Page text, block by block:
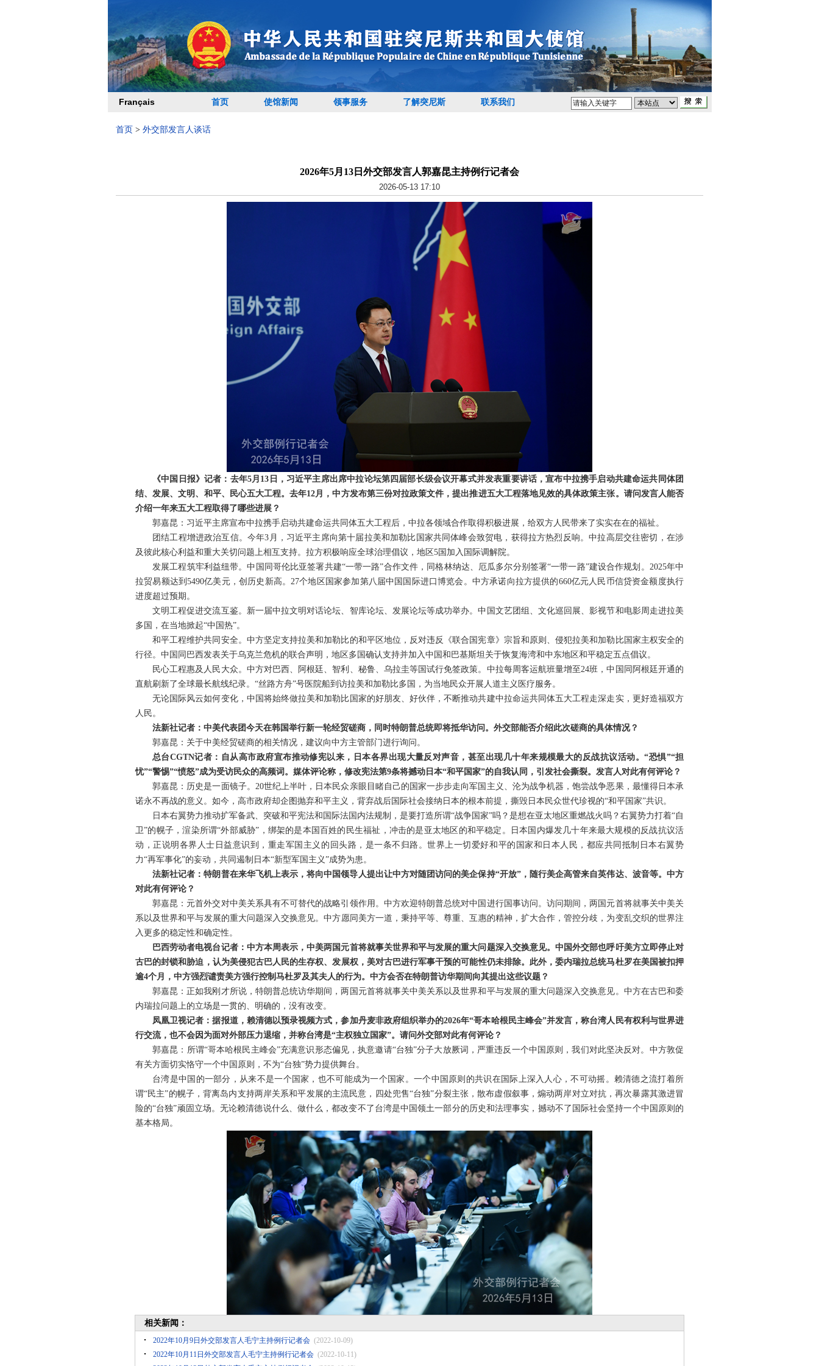
Français 首页 使馆新闻 领事服务 了解突尼斯 联系我们
首页 > 外交部发言人谈话
2026年5月13日外交部发言人郭嘉昆主持例行记者会
2026-05-13 17:10
《中国日报》记者：去年5月13日，习近平主席出席中拉论坛第四届部长级会议开幕式并发表重要讲话，宣布中拉携手启动共建命运共同体团
结、发展、文明、和平、民心五大工程。去年12月，中方发布第三份对拉政策文件，提出推进五大工程落地见效的具体政策主张。请问发言人能否
介绍一年来五大工程取得了哪些进展？
郭嘉昆：习近平主席宣布中拉携手启动共建命运共同体五大工程后，中拉各领域合作取得积极进展，给双方人民带来了实实在在的福祉。
团结工程增进政治互信。今年3月，习近平主席向第十届拉美和加勒比国家共同体峰会致贺电，获得拉方热烈反响。中拉高层交往密切，在涉
及彼此核心利益和重大关切问题上相互支持。拉方积极响应全球治理倡议，地区5国加入国际调解院。
发展工程筑牢利益纽带。中国同哥伦比亚签署共建“一带一路”合作文件，同格林纳达、厄瓜多尔分别签署“一带一路”建设合作规划。2025年中
拉贸易额达到5490亿美元，创历史新高。27个地区国家参加第八届中国国际进口博览会。中方承诺向拉方提供的660亿元人民币信贷资金额度执行
进度超过预期。
文明工程促进交流互鉴。新一届中拉文明对话论坛、智库论坛、发展论坛等成功举办。中国文艺团组、文化巡回展、影视节和电影周走进拉美
多国，在当地掀起“中国热”。
和平工程维护共同安全。中方坚定支持拉美和加勒比的和平区地位，反对违反《联合国宪章》宗旨和原则、侵犯拉美和加勒比国家主权安全的
行径。中国同巴西发表关于乌克兰危机的联合声明，地区多国确认支持并加入中国和巴基斯坦关于恢复海湾和中东地区和平稳定五点倡议。
民心工程惠及人民大众。中方对巴西、阿根廷、智利、秘鲁、乌拉圭等国试行免签政策。中拉每周客运航班量增至24班，中国同阿根廷开通的
直航刷新了全球最长航线纪录。“丝路方舟”号医院船到访拉美和加勒比多国，为当地民众开展人道主义医疗服务。
无论国际风云如何变化，中国将始终做拉美和加勒比国家的好朋友、好伙伴，不断推动共建中拉命运共同体五大工程走深走实，更好造福双方
人民。
法新社记者：中美代表团今天在韩国举行新一轮经贸磋商，同时特朗普总统即将抵华访问。外交部能否介绍此次磋商的具体情况？
郭嘉昆：关于中美经贸磋商的相关情况，建议向中方主管部门进行询问。
总台CGTN记者：自从高市政府宣布推动修宪以来，日本各界出现大量反对声音，甚至出现几十年来规模最大的反战抗议活动。“恐惧”“担
忧”“警惕”“愤怒”成为受访民众的高频词。媒体评论称，修改宪法第9条将撼动日本“和平国家”的自我认同，引发社会撕裂。发言人对此有何评论？
郭嘉昆：历史是一面镜子。20世纪上半叶，日本民众亲眼目睹自己的国家一步步走向军国主义、沦为战争机器，饱尝战争恶果，最懂得日本承
诺永不再战的意义。如今，高市政府却企图抛弃和平主义，背弃战后国际社会接纳日本的根本前提，撕毁日本民众世代珍视的“和平国家”共识。
日本右翼势力推动扩军备武、突破和平宪法和国际法国内法规制，是要打造所谓“战争国家”吗？是想在亚太地区重燃战火吗？右翼势力打着“自
卫”的幌子，渲染所谓“外部威胁”，绑架的是本国百姓的民生福祉，冲击的是亚太地区的和平稳定。日本国内爆发几十年来最大规模的反战抗议活
动，正说明各界人士日益意识到，重走军国主义的回头路，是一条不归路。世界上一切爱好和平的国家和日本人民，都应共同抵制日本右翼势
力“再军事化”的妄动，共同遏制日本“新型军国主义”成势为患。
法新社记者：特朗普在来华飞机上表示，将向中国领导人提出让中方对随团访问的美企保持“开放”，随行美企高管来自英伟达、波音等。中方
对此有何评论？
郭嘉昆：元首外交对中美关系具有不可替代的战略引领作用。中方欢迎特朗普总统对中国进行国事访问。访问期间，两国元首将就事关中美关
系以及世界和平与发展的重大问题深入交换意见。中方愿同美方一道，秉持平等、尊重、互惠的精神，扩大合作，管控分歧，为变乱交织的世界注
入更多的稳定性和确定性。
巴西劳动者电视台记者：中方本周表示，中美两国元首将就事关世界和平与发展的重大问题深入交换意见。中国外交部也呼吁美方立即停止对
古巴的封锁和胁迫，认为美侵犯古巴人民的生存权、发展权，美对古巴进行军事干预的可能性仍未排除。此外，委内瑞拉总统马杜罗在美国被扣押
逾4个月，中方强烈谴责美方强行控制马杜罗及其夫人的行为。中方会否在特朗普访华期间向其提出这些议题？
郭嘉昆：正如我刚才所说，特朗普总统访华期间，两国元首将就事关中美关系以及世界和平与发展的重大问题深入交换意见。中方在古巴和委
内瑞拉问题上的立场是一贯的、明确的，没有改变。
凤凰卫视记者：据报道，赖清德以预录视频方式，参加丹麦非政府组织举办的2026年“哥本哈根民主峰会”并发言，称台湾人民有权利与世界进
行交流，也不会因为面对外部压力退缩，并称台湾是“主权独立国家”。请问外交部对此有何评论？
郭嘉昆：所谓“哥本哈根民主峰会”充满意识形态偏见，执意邀请“台独”分子大放厥词，严重违反一个中国原则，我们对此坚决反对。中方敦促
有关方面切实恪守一个中国原则，不为“台独”势力提供舞台。
台湾是中国的一部分，从来不是一个国家，也不可能成为一个国家。一个中国原则的共识在国际上深入人心，不可动摇。赖清德之流打着所
谓“民主”的幌子，背离岛内支持两岸关系和平发展的主流民意，四处兜售“台独”分裂主张，散布虚假叙事，煽动两岸对立对抗，再次暴露其激进冒
险的“台独”顽固立场。无论赖清德说什么、做什么，都改变不了台湾是中国领土一部分的历史和法理事实，撼动不了国际社会坚持一个中国原则的
基本格局。
相关新闻：
2022年10月9日外交部发言人毛宁主持例行记者会 (2022-10-09)
2022年10月11日外交部发言人毛宁主持例行记者会 (2022-10-11)